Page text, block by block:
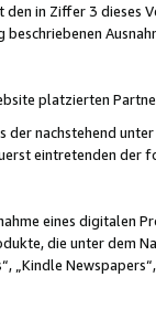
den in Ziffer 3
platzierten
nachstehend
eintretenden der
eines digitalen
die unter dem
„Kindle